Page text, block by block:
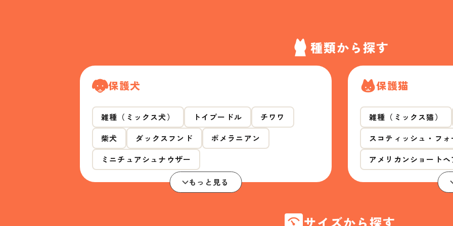
種類から探す
保護犬
雑種（ミックス犬） トイプードル
チワワ
柴犬
ダックスフンド
ポメラニアン
ミニチュアシュナウザー
もっと見る
保護猫
雑種（ミックス猫）
スコティッシュ・フ
アメリカンショート
サイズから探す